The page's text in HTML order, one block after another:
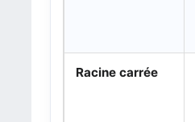
Racine carrée